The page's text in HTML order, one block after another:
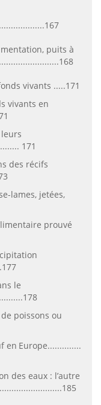
puits à
vivants .....171
vivants en
171
des récifs
lames, jetées,
prouvé
le
poissons ou
en Europe..............
des eaux : l’autre